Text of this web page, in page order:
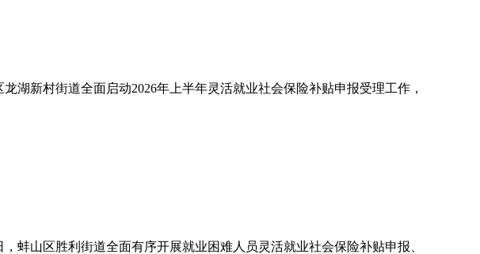
湖新村街道全面启动2026年上半年灵活就业社会保险补贴申报受理工作，
蚌山区胜利街道全面有序开展就业困难人员灵活就业社会保险补贴申报、